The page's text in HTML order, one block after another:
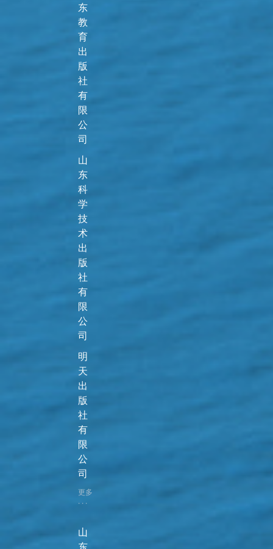
东
教
育
出
版
社
有
限
公
司
山
东
科
学
技
术
出
版
社
有
限
公
司
明
天
出
版
社
有
限
公
司
更多
· · ·
山